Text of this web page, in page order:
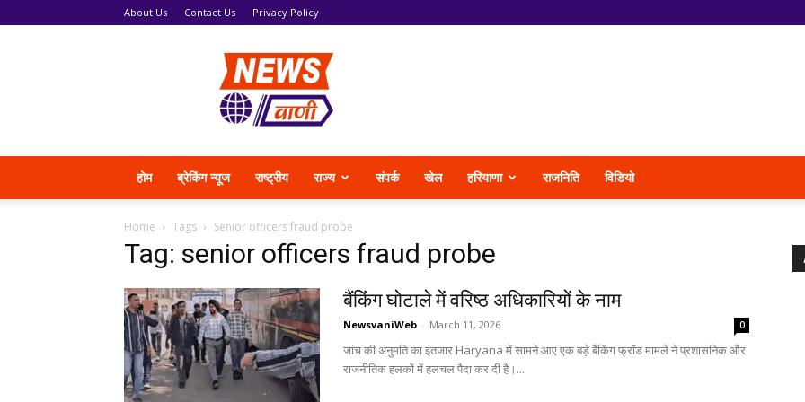
About Us Contact Us Privacy Policy
News
Vani
होम ब्रेकिंग न्यूज राष्ट्रीय राज्य संपर्क खेल हरियाणा राजनिति विडियो
Home Tags Senior officers fraud probe
Tag: senior officers fraud probe
बैंकिंग घोटाले में वरिष्ठ अधिकारियों के नाम
NewsvaniWeb - March 11, 2026 0
जांच की अनुमति का इंतजार Haryana में सामने आए एक बड़े बैंकिंग फ्रॉड मामले ने प्रशासनिक और
राजनीतिक हलकों में हलचल पैदा कर दी है।...